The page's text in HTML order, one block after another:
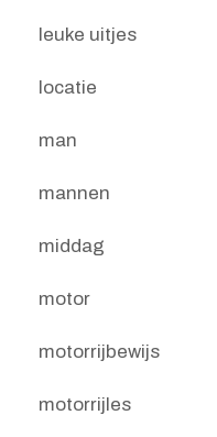
leuke uitjes
locatie
man
mannen
middag
motor
motorrijbewijs
motorrijles